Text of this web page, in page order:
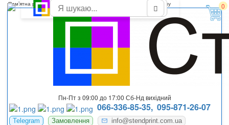
0
Пн-Пт з 09:00 до 17:00 Сб-Нд вихідний
066-336-85-35, 095-871-26-07
Telegram Замовлення info@stendprint.com.ua
Пам’ятна ритуальна табличка з фото на хрест, пам’ятник, могилу